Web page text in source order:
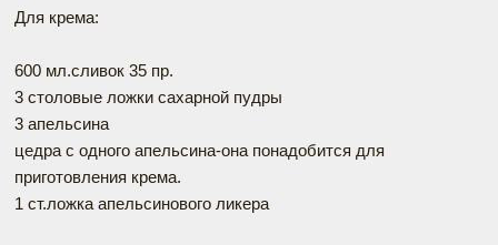
Для крема:
600 мл.сливок 35 пр.
3 столовые ложки сахарной пудры
3 апельсина
цедра с одного апельсина-она понадобится для
приготовления крема.
1 ст.ложка апельсинового ликера